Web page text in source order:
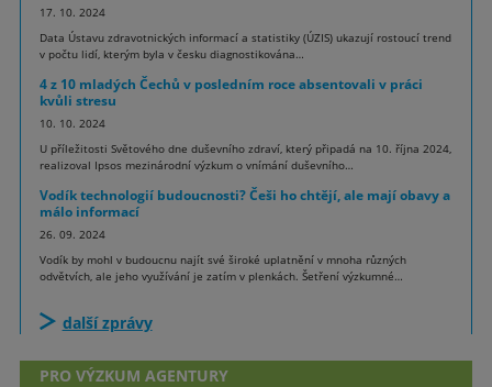
17. 10. 2024
Data Ústavu zdravotnických informací a statistiky (ÚZIS) ukazují rostoucí trend
v počtu lidí, kterým byla v česku diagnostikována…
4 z 10 mladých Čechů v posledním roce absentovali v práci
kvůli stresu
10. 10. 2024
U příležitosti Světového dne duševního zdraví, který připadá na 10. října 2024,
realizoval Ipsos mezinárodní výzkum o vnímání duševního…
Vodík technologií budoucnosti? Češi ho chtějí, ale mají obavy a
málo informací
26. 09. 2024
Vodík by mohl v budoucnu najít své široké uplatnění v mnoha různých
odvětvích, ale jeho využívání je zatím v plenkách. Šetření výzkumné…
další zprávy
PRO VÝZKUM AGENTURY